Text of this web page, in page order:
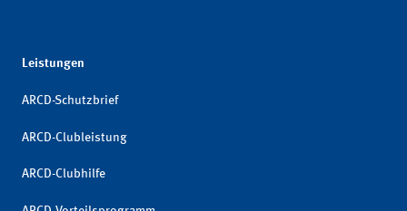
Leistungen
ARCD-Schutzbrief
ARCD-Clubleistung
ARCD-Clubhilfe